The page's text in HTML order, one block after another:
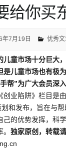
给你买
年7月19日 优秀
儿童市场十分巨大
是儿童市场也有极
帮”为广大会员深
《创业陷阱》栏目是
划和发布，旨在与
己的优势发挥，科
独家原创，转载请